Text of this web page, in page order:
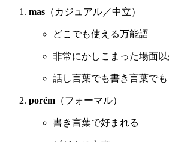
mas （カジュアル／中立）
どこでも使える万能語
非常にかしこまった場面
話し言葉でも書き言葉でも
porém （フォーマル）
書き言葉で好まれる